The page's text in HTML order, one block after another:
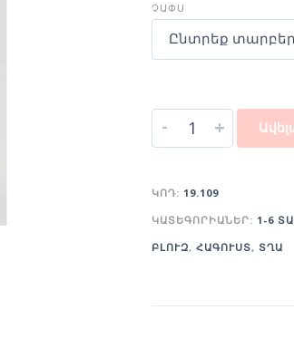
ՉԱՓՍ
Ընտրեք
- +
ԿՈԴ: 19.109
ԿԱՏԵԳՈՐԻԱՆԵՐ: 1-6
ԲԼՈՒԶ, ՀԱԳՈՒՍՏ, ՏՂԱ